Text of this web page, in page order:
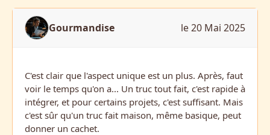
Gourmandise le 20 Mai 2025
C'est clair que l'aspect unique est un plus. Après, faut
voir le temps qu'on a... Un truc tout fait, c'est rapide à
intégrer, et pour certains projets, c'est suffisant. Mais
c'est sûr qu'un truc fait maison, même basique, peut
donner un cachet.